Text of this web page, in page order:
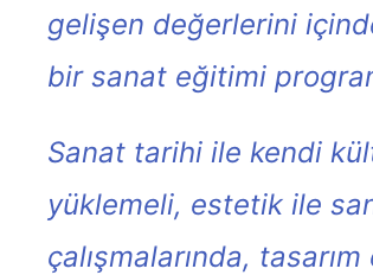
gelişen değerlerini
bir sanat eğitimi
Sanat tarihi ile kendi
yüklemeli, estetik ile
çalışmalarında,